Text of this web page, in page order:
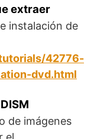
extraer
instalación de
42776-
dvd.html
de imágenes